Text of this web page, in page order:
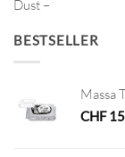
BESTSELLER
Massa
CHF